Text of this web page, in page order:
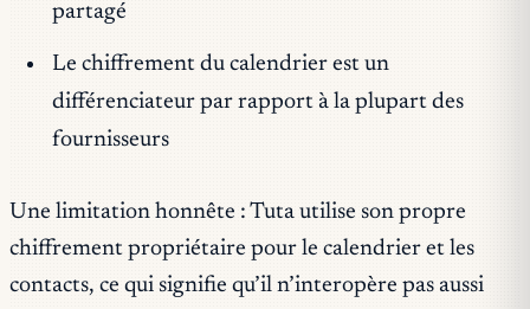
partagé
Le chiffrement du calendrier est un
différenciateur par rapport à la plupart des
fournisseurs
Une limitation honnête : Tuta utilise son propre
chiffrement propriétaire pour le calendrier et les
contacts, ce qui signifie qu’il n’interopère pas aussi